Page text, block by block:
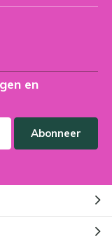
en
Abonneer